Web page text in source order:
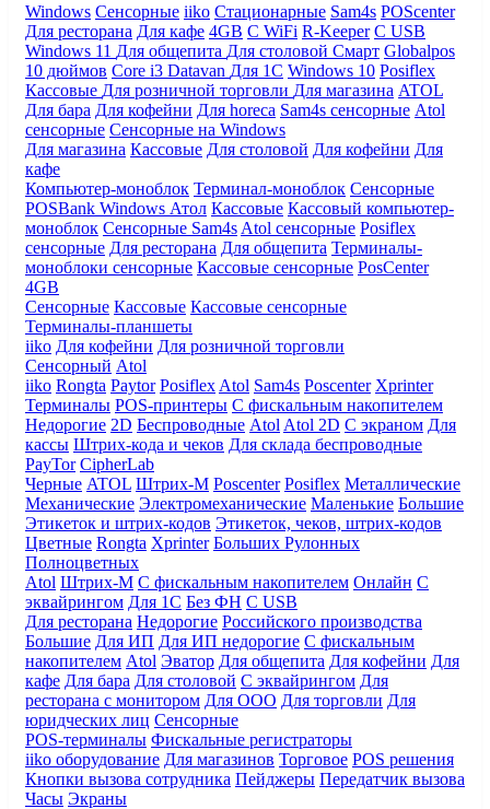
Windows Сенсорные iiko Стационарные Sam4s POScenter
Для ресторана Для кафе 4GB С WiFi R-Keeper С USB
Windows 11 Для общепита Для столовой Смарт Globalpos
10 дюймов Core i3 Datavan Для 1С Windows 10 Posiflex
Кассовые Для розничной торговли Для магазина ATOL
Для бара Для кофейни Для horeca Sam4s сенсорные Atol
сенсорные Сенсорные на Windows
Для магазина Кассовые Для столовой Для кофейни Для
кафе
Компьютер-моноблок Терминал-моноблок Сенсорные
POSBank Windows Атол Кассовые Кассовый компьютер-
моноблок Сенсорные Sam4s Atol сенсорные Posiflex
сенсорные Для ресторана Для общепита Терминалы-
моноблоки сенсорные Кассовые сенсорные PosCenter
4GB
Сенсорные Кассовые Кассовые сенсорные
Терминалы-планшеты
iiko Для кофейни Для розничной торговли
Сенсорный Atol
iiko Rongta Paytor Posiflex Atol Sam4s Poscenter Xprinter
Терминалы POS-принтеры С фискальным накопителем
Недорогие 2D Беспроводные Atol Atol 2D С экраном Для
кассы Штрих-кода и чеков Для склада беспроводные
PayTor CipherLab
Черные ATOL Штрих-М Poscenter Posiflex Металлические
Механические Электромеханические Маленькие Большие
Этикеток и штрих-кодов Этикеток, чеков, штрих-кодов
Цветные Rongta Xprinter Больших Рулонных
Полноцветных
Atol Штрих-М С фискальным накопителем Онлайн С
эквайрингом Для 1С Без ФН С USB
Для ресторана Недорогие Российского производства
Большие Для ИП Для ИП недорогие С фискальным
накопителем Atol Эватор Для общепита Для кофейни Для
кафе Для бара Для столовой С эквайрингом Для
ресторана с монитором Для ООО Для торговли Для
юридческих лиц Сенсорные
POS-терминалы Фискальные регистраторы
iiko оборудование Для магазинов Торговое POS решения
Кнопки вызова сотрудника Пейджеры Передатчик вызова
Часы Экраны